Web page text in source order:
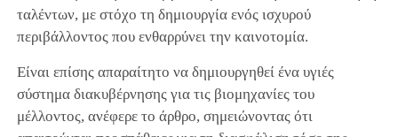
ταλέντων, με στόχο τη δημιουργία ενός ισχυρού
περιβάλλοντος που ενθαρρύνει την καινοτομία.
Είναι επίσης απαραίτητο να δημιουργηθεί ένα υγιές
σύστημα διακυβέρνησης για τις βιομηχανίες του
μέλλοντος, ανέφερε το άρθρο, σημειώνοντας ότι